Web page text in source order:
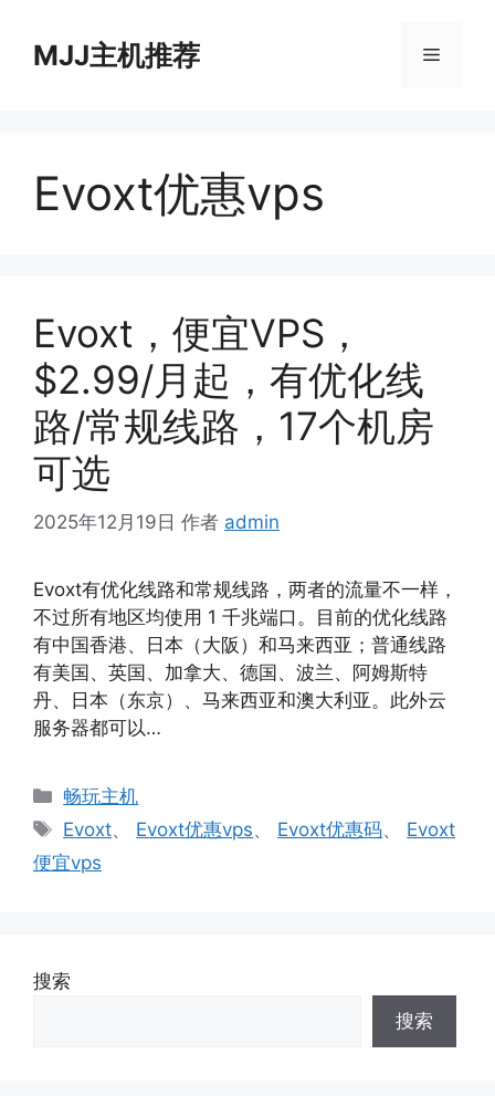
MJJ主机推荐 菜
Evoxt优惠vps
Evoxt，便宜VPS，
$2.99/月起，有优化线
路/常规线路，17个机房
可选
2025年12月19日 作者 admin
Evoxt有优化线路和常规线路，两者的流量不一样，
不过所有地区均使用 1 千兆端口。目前的优化线路
有中国香港、日本（大阪）和马来西亚；普通线路
有美国、英国、加拿大、德国、波兰、阿姆斯特
丹、日本（东京）、马来西亚和澳大利亚。此外云
服务器都可以…
分
类
畅玩主机
标
签
Evoxt、 Evoxt优惠vps、 Evoxt优惠码、 Evoxt
便宜vps
搜索
搜索